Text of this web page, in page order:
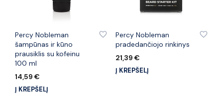
Percy Nobleman
šampūnas ir kūno
prausiklis su kofeinu
100 ml
14,59 €
Į KREPŠELĮ
Percy Nobleman
pradedančiojo rinkinys
21,39 €
Į KREPŠELĮ